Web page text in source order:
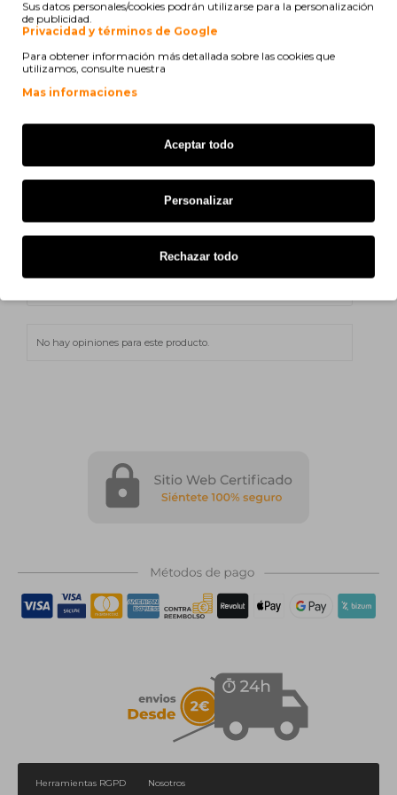
Sin IVA: 33,59€
ETIQUETAS:
8932614 MT401 8932-6040 8932-614 89326040
Konica Minolta EP 3050
No hay opiniones para este producto.
Herramientas RGPD Nosotros
Sus datos personales/cookies podrán utilizarse para la personalización
de publicidad.
Privacidad y términos de Google
Para obtener información más detallada sobre las cookies que
utilizamos, consulte nuestra
Mas informaciones
Aceptar todo
Personalizar
Rechazar todo